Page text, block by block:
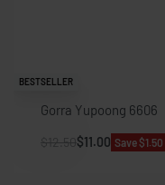
BESTSELLER
Gorra Yupoong 6606
$11.00 Save $1.50